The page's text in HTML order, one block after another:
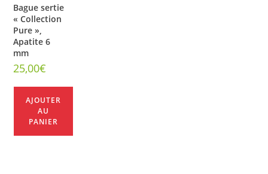
Bague sertie
« Collection
Pure »,
Apatite 6
mm
25,00€
AJOUTER
AU
PANIER